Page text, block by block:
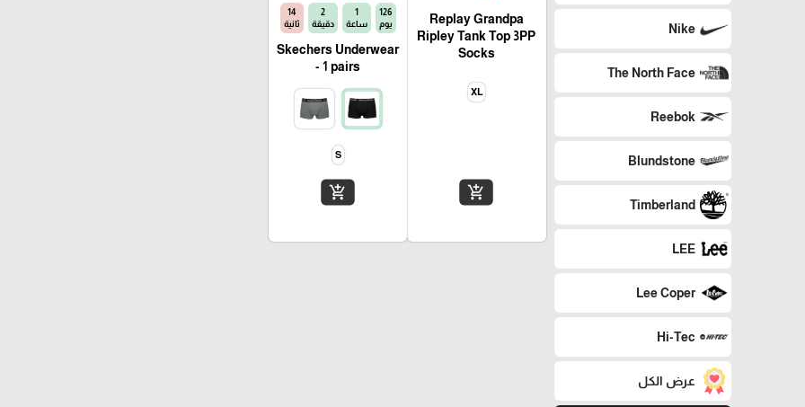
Nike
The North Face
Reebok
Blundstone
Timberland
LEE
Lee Coper
Hi-Tec
عرض الكل
Replay Grandpa
Ripley Tank Top 3PP
Socks
XL
add_shopping_cart
126
يوم
1
ساعة
2
دقيقة
14
ثانية
Skechers Underwear
- 1 pairs
S
add_shopping_cart